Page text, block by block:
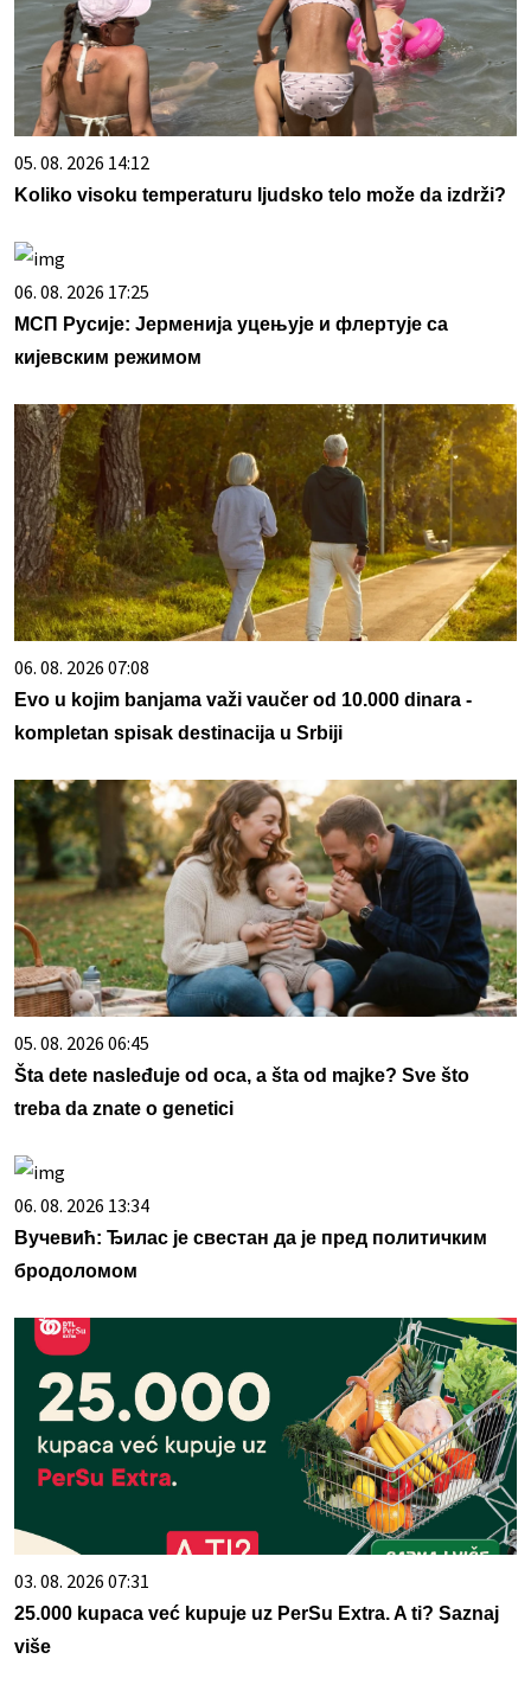
05. 08. 2026 14:12
Koliko visoku temperaturu ljudsko telo može da izdrži?
06. 08. 2026 17:25
МСП Русије: Јерменија уцењује и флертује са
кијевским режимом
06. 08. 2026 07:08
Evo u kojim banjama važi vaučer od 10.000 dinara -
kompletan spisak destinacija u Srbiji
05. 08. 2026 06:45
Šta dete nasleđuje od oca, a šta od majke? Sve što
treba da znate o genetici
06. 08. 2026 13:34
Вучевић: Ђилас је свестан да је пред политичким
бродоломом
03. 08. 2026 07:31
25.000 kupaca već kupuje uz PerSu Extra. A ti? Saznaj
više